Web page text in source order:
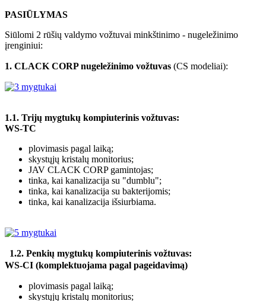
PASIŪLYMAS
Siūlomi 2 rūšių valdymo vožtuvai minkštinimo - nugeležinimo
įrenginiui:
1. CLACK CORP nugeležinimo vožtuvas (CS modeliai):
1.1. Trijų mygtukų kompiuterinis vožtuvas:
WS-TC
plovimasis pagal laiką;
skystųjų kristalų monitorius;
JAV CLACK CORP gamintojas;
tinka, kai kanalizacija su "dumblu";
tinka, kai kanalizacija su bakterijomis;
tinka, kai kanalizacija išsiurbiama.
1.2. Penkių mygtukų kompiuterinis vožtuvas:
WS-CI (komplektuojama pagal pageidavimą)
plovimasis pagal laiką;
skystųjų kristalų monitorius;